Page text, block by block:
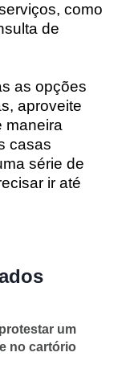
como
de
as opções
aproveite
maneira
casas
série de
ir até
um
no cartório